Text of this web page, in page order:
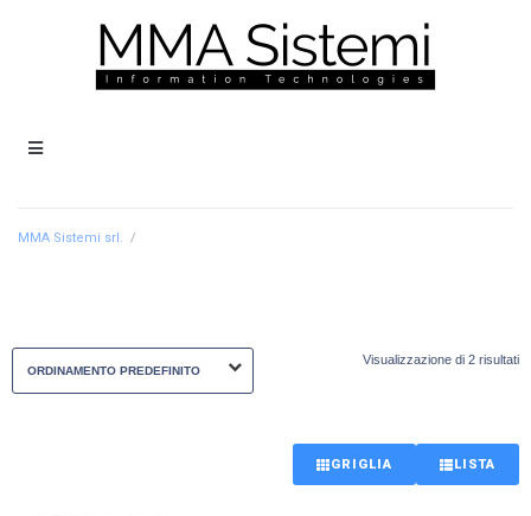
MMA Sistemi srl. /
Visualizzazione di 2 risultati
GRIGLIA LISTA